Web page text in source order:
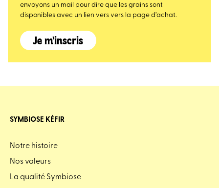
envoyons un mail pour dire que les grains sont
disponibles avec un lien vers vers la page d’achat.
Je m'inscris
SYMBIOSE KÉFIR
Notre histoire
Nos valeurs
La qualité Symbiose